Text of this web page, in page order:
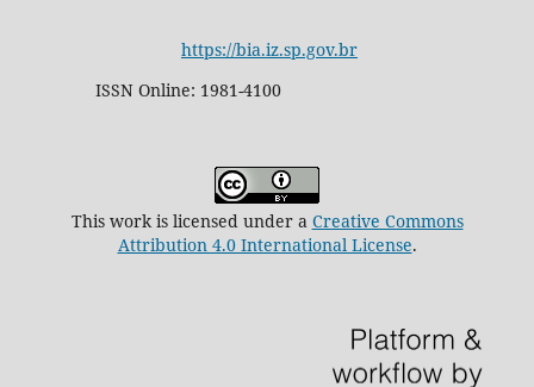
https://bia.iz.sp.gov.br
ISSN Online: 1981-4100
This work is licensed under a Creative Commons
Attribution 4.0 International License.